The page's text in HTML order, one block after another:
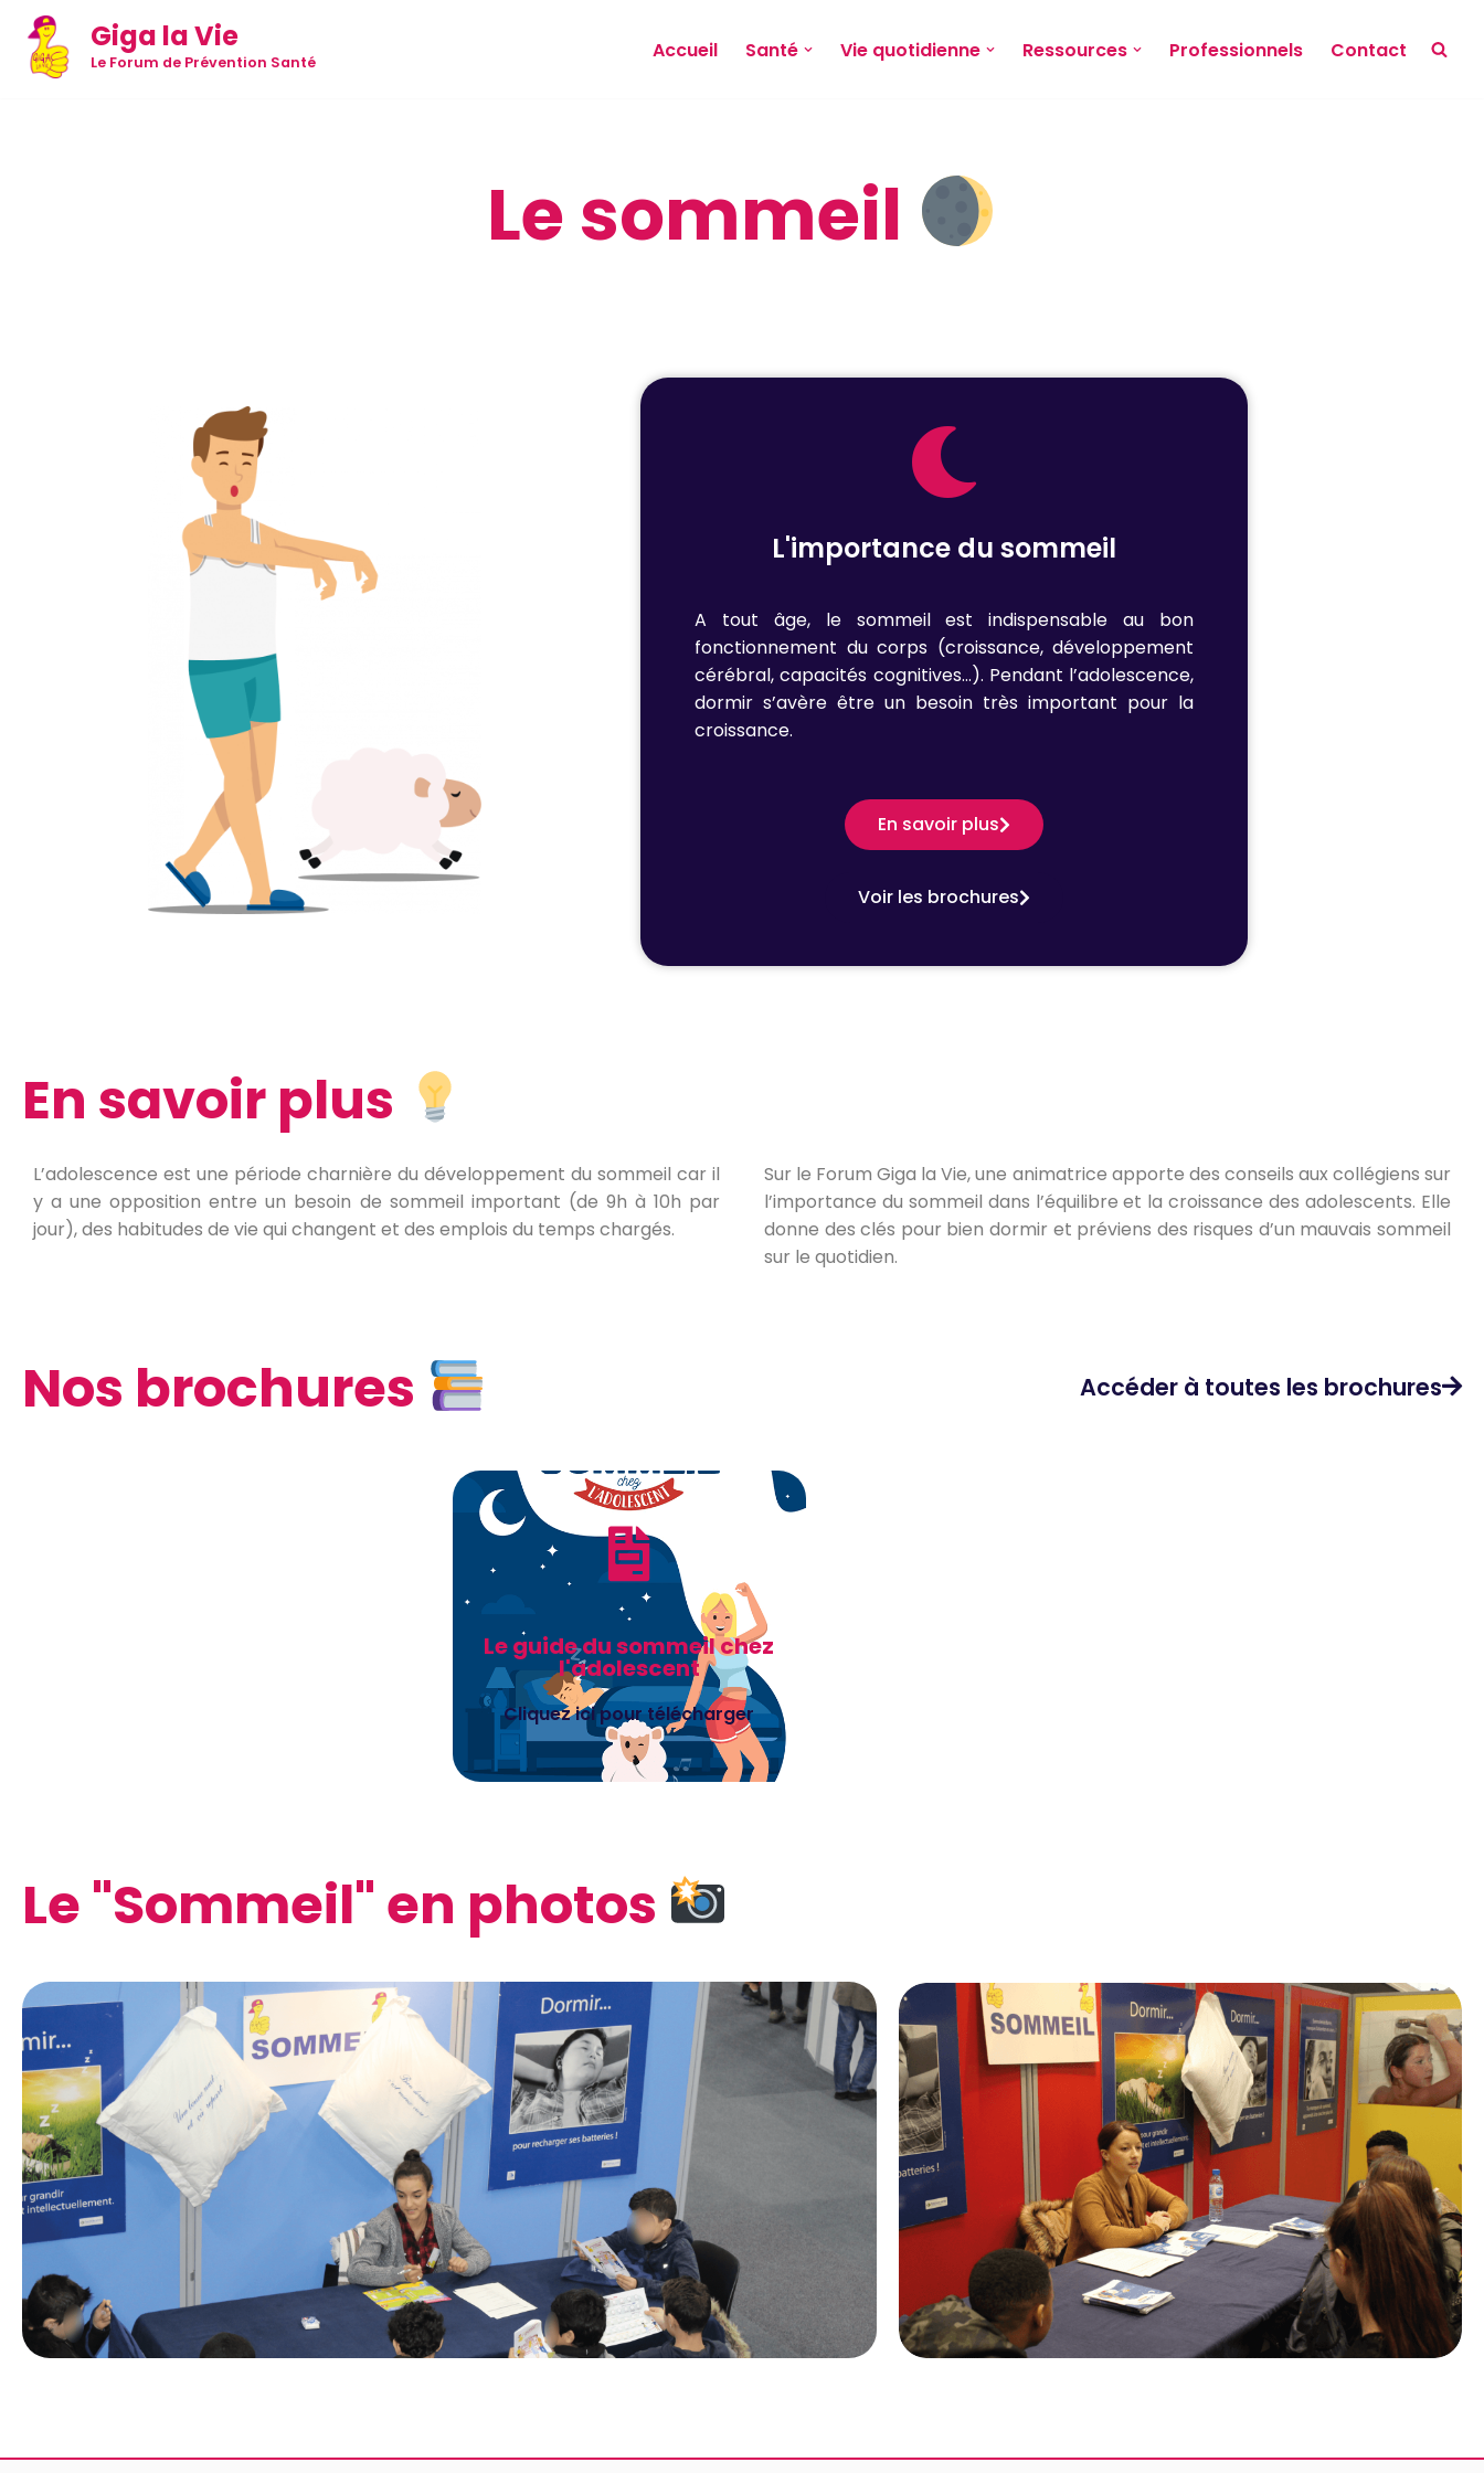
Aller
au
Giga la Vie
Le Forum de Prévention Santé Accueil Santé Vie quotidienne Ressources Professionnels Contact
Le sommeil
L'importance du sommeil
A tout âge, le sommeil est indispensable au bon
fonctionnement du corps (croissance, développement
cérébral, capacités cognitives…). Pendant l’adolescence,
dormir s’avère être un besoin très important pour la
croissance.
En savoir plus
Voir les brochures
En savoir plus
L’adolescence est une période charnière du développement du sommeil car il
y a une opposition entre un besoin de sommeil important (de 9h à 10h par
jour), des habitudes de vie qui changent et des emplois du temps chargés.
Sur le Forum Giga la Vie, une animatrice apporte des conseils aux collégiens sur
l’importance du sommeil dans l’équilibre et la croissance des adolescents. Elle
donne des clés pour bien dormir et préviens des risques d’un mauvais sommeil
sur le quotidien.
Nos brochures Accéder à toutes les brochures
Le guide du sommeil chez
l'adolescent
Cliquez ici pour télécharger
Le "Sommeil" en photos